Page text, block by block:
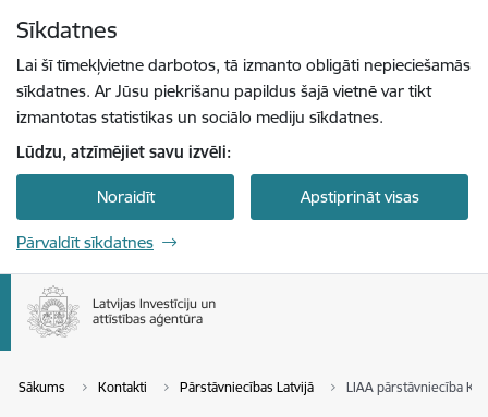
Sīkdatnes
Lai šī tīmekļvietne darbotos, tā izmanto obligāti nepieciešamās
sīkdatnes. Ar Jūsu piekrišanu papildus šajā vietnē var tikt
izmantotas statistikas un sociālo mediju sīkdatnes.
Lūdzu, atzīmējiet savu izvēli:
Noraidīt Apstiprināt visas
Pārvaldīt sīkdatnes
Sākums Kontakti Pārstāvniecības Latvijā LIAA pārstāvniecība